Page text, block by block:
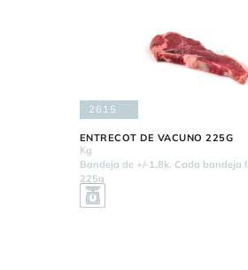
2615
ENTRECOT DE VACUNO 225G
Kg
Bandeja de +/-1,8k. Cada bandeja
225g